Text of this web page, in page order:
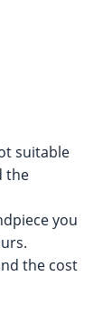
suitable
the
you
the cost